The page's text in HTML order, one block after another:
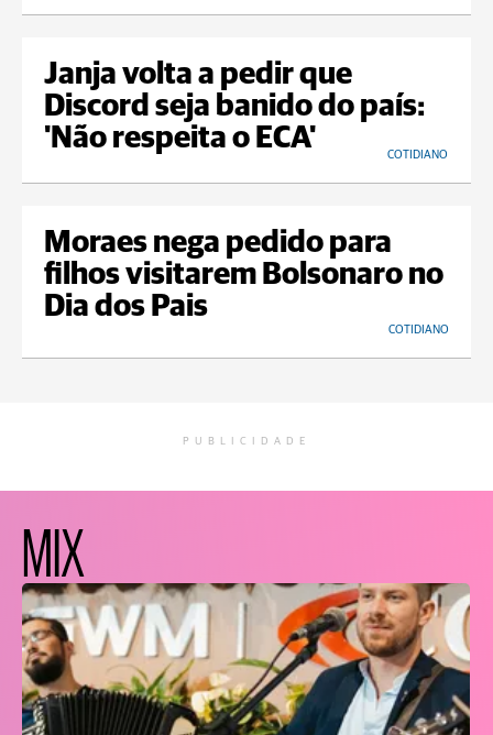
Janja volta a pedir que
Discord seja banido do país:
'Não respeita o ECA'
COTIDIANO
Moraes nega pedido para
filhos visitarem Bolsonaro no
Dia dos Pais
COTIDIANO
PUBLICIDADE
MIX